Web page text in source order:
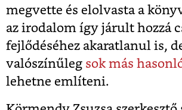
megvette és elolvasta a
az irodalom így járult hozzá
fejlődéséhez akaratlanul is,
valószínűleg sok más
lehetne említeni.